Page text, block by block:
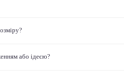
або ідеєю?